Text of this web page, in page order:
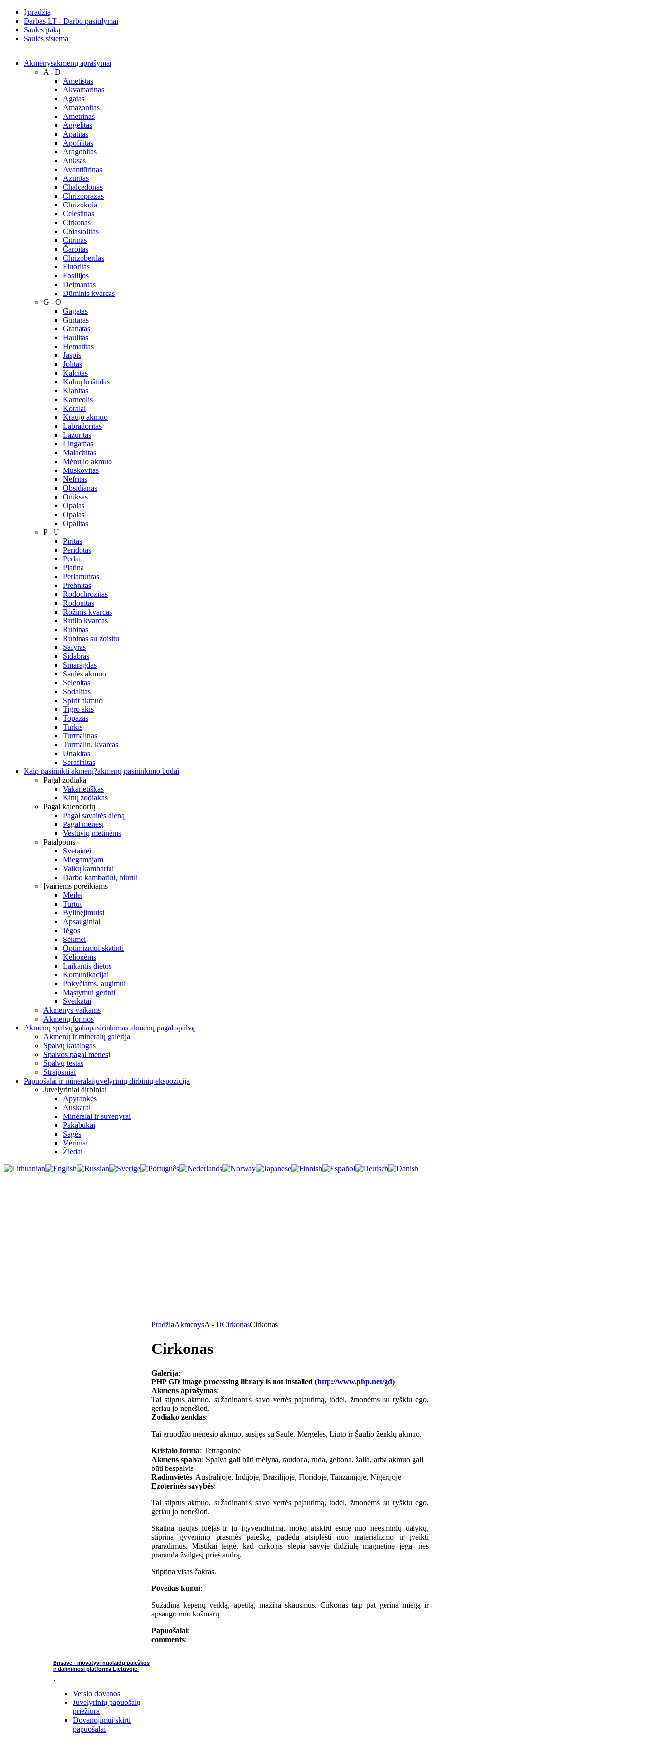
Į pradžią
Darbas LT - Darbo pasiūlymai
Saulės įtaką
Saulės sistema
Akmenysakmenų aprašymai
A - D
Ametistas
Akvamarinas
Agatas
Amazonitas
Ametrinas
Angelitas
Apatitas
Apofilitas
Aragonitas
Auksas
Avantiūrinas
Azūritas
Chalcedonas
Chrizoprazas
Chrizokola
Celestinas
Cirkonas
Chiastolitas
Citrinas
Čaroitas
Chrizoberilas
Fluoritas
Fosilijos
Deimantas
Dūminis kvarcas
G - O
Gagatas
Gintaras
Granatas
Haulitas
Hematitas
Jaspis
Jolitas
Kalcitas
Kalnų krištolas
Kianitas
Karneolis
Koralai
Kraujo akmuo
Labradoritas
Lazuritas
Lingamas
Malachitas
Mėnulio akmuo
Muskovitas
Nefritas
Obsidianas
Oniksas
Opalas
Opalas
Opalitas
P - U
Piritas
Peridotas
Perlai
Platina
Perlamutras
Prehnitas
Rodochrozitas
Rodonitas
Rožinis kvarcas
Rutilo kvarcas
Rubinas
Rubinas su zoisitu
Safyras
Sidabras
Smaragdas
Saulės akmuo
Selenitas
Sodalitas
Spirit akmuo
Tigro akis
Topazas
Turkis
Turmalinas
Turmalin. kvarcas
Unakitas
Serafinitas
Kaip pasirinkti akmenį?akmenų pasirinkimo būdai
Pagal zodiaką
Vakarietiškas
Kinų zodiakas
Pagal kalendorių
Pagal savaitės dieną
Pagal mėnesį
Vestuvių metinėms
Patalpoms
Svetainei
Miegamajam
Vaikų kambariui
Darbo kambariui, biurui
Įvairiems poreikiams
Meilei
Turtui
Bylinėjimuisi
Apsauginiai
Jėgos
Sėkmei
Optimizmui skatinti
Kelionėms
Laikantis dietos
Komunikacijai
Pokyčiams, augimui
Mąstymui gerinti
Sveikatai
Akmenys vaikams
Akmenų formos
Akmenų spalvų galiapasirinkimas akmenų pagal spalvą
Akmenų ir mineralų galerija
Spalvų katalogas
Spalvos pagal mėnesį
Spalvų testas
Straipsniai
Papuošalai ir mineralaijuvelyrinių dirbinių ekspozicija
Juvelyriniai dirbiniai
Apyrankės
Auskarai
Mineralai ir suvenyrai
Pakabukai
Sagės
Vėriniai
Žiedai
PradžiaAkmenysA - DCirkonasCirkonas
Cirkonas
Galerija:
PHP GD image processing library is not installed (http://www.php.net/gd)
Akmens aprašymas:
Tai stiprus akmuo, sužadinantis savo vertės pajautimą, todėl, žmonėms su ryškiu ego,
geriau jo nenešioti.
Zodiako zenklas:
Tai gruodžio mėnesio akmuo, susijęs su Saule. Mergelės, Liūto ir Šaulio ženklų akmuo.
Kristalo forma: Tetragoninė
Akmens spalva: Spalva gali būti mėlyna, raudona, ruda, geltona, žalia, arba akmuo gali
būti bespalvis
Radimvietės: Australijoje, Indijoje, Brazilijoje, Floridoje, Tanzanijoje, Nigerijoje
Ezoterinės savybės:
Tai stiprus akmuo, sužadinantis savo vertės pajautimą, todėl, žmonėms su ryškiu ego,
geriau jo nenešioti.
Skatina naujas idėjas ir jų įgyvendinimą, moko atskirti esmę nuo neesminių dalykų,
stiprina gyvenimo prasmės paiešką, padeda atsiplėšti nuo materializmo ir įveikti
praradimus. Mistikai teigė, kad cirkonis slepia savyje didžiulę magnetinę jėgą, nes
praranda žvilgesį prieš audrą.
Stiprina visas čakras.
Poveikis kūnui:
Sužadina kepenų veiklą, apetitą, mažina skausmus. Cirkonas taip pat gerina miegą ir
apsaugo nuo košmarų.
Papuošalai:
comments:
Bnsave - inovatyvi nuolaidų paieškos
ir dalinimosi platforma Lietuvoje!
Verslo dovanos
Juvelyrinių papuošalų
priežiūra
Dovanojimui skirti
papuošalai